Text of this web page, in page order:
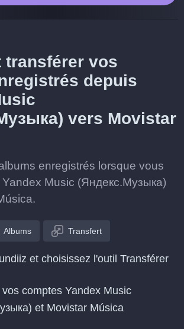
transférer vos
depuis
vers Movistar
enregistrés lorsque vous
Music (Яндекс.Музыка)
Albums Transfert
et choisissez l'outil Transférer
comptes Yandex Music
et Movistar Música